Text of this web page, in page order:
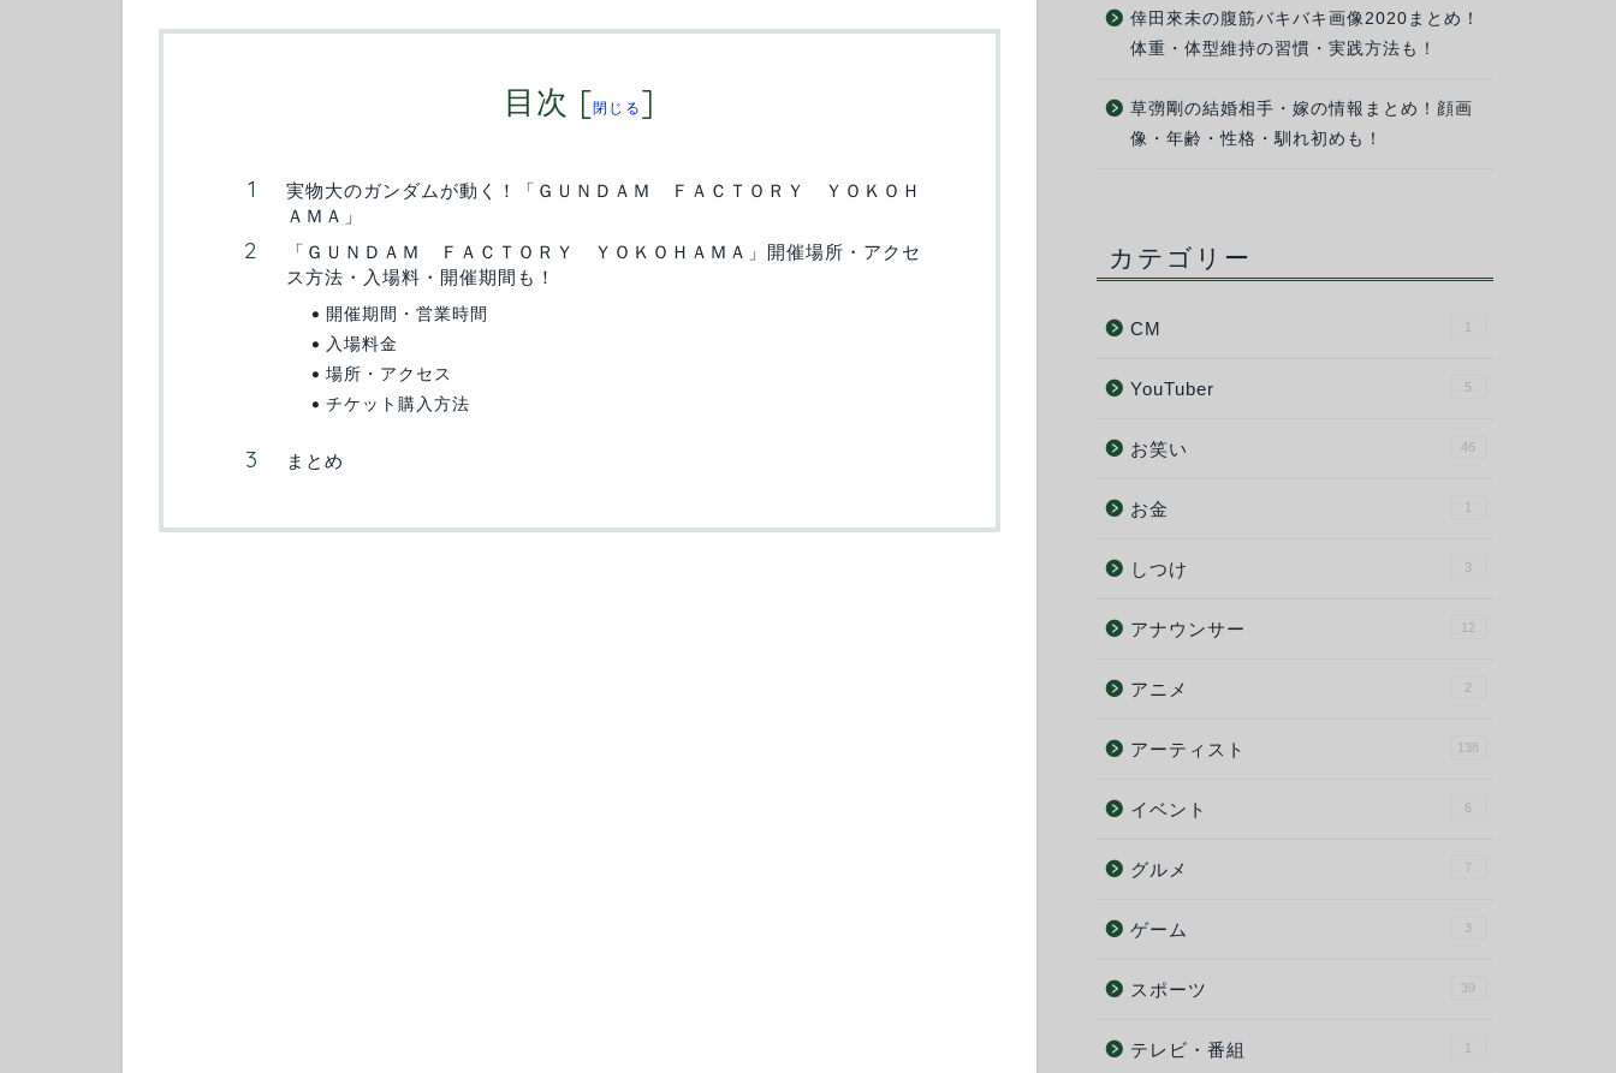
目次 [閉じる ]
実物大のガンダムが動く！「ＧＵＮＤＡＭ ＦＡＣＴＯＲＹ ＹＯＫＯＨ
ＡＭＡ」
「ＧＵＮＤＡＭ ＦＡＣＴＯＲＹ ＹＯＫＯＨＡＭＡ」開催場所・アクセ
ス方法・入場料・開催期間も！
開催期間・営業時間
入場料金
場所・アクセス
チケット購入方法
まとめ
倖田來未の腹筋バキバキ画像2020まとめ！
体重・体型維持の習慣・実践方法も！
草彅剛の結婚相手・嫁の情報まとめ！顔画
像・年齢・性格・馴れ初めも！
カテゴリー
CM 1
YouTuber 5
お笑い 46
お金 1
しつけ 3
アナウンサー 12
アニメ 2
アーティスト 138
イベント 6
グルメ 7
ゲーム 3
スポーツ 39
テレビ・番組 1